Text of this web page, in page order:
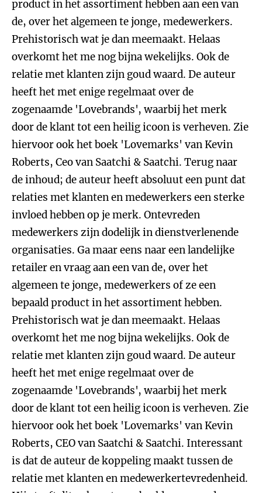
product in het assortiment hebben aan een van
de, over het algemeen te jonge, medewerkers.
Prehistorisch wat je dan meemaakt. Helaas
overkomt het me nog bijna wekelijks. Ook de
relatie met klanten zijn goud waard. De auteur
heeft het met enige regelmaat over de
zogenaamde 'Lovebrands', waarbij het merk
door de klant tot een heilig icoon is verheven. Zie
hiervoor ook het boek 'Lovemarks' van Kevin
Roberts, Ceo van Saatchi & Saatchi. Terug naar
de inhoud; de auteur heeft absoluut een punt dat
relaties met klanten en medewerkers een sterke
invloed hebben op je merk. Ontevreden
medewerkers zijn dodelijk in dienstverlenende
organisaties. Ga maar eens naar een landelijke
retailer en vraag aan een van de, over het
algemeen te jonge, medewerkers of ze een
bepaald product in het assortiment hebben.
Prehistorisch wat je dan meemaakt. Helaas
overkomt het me nog bijna wekelijks. Ook de
relatie met klanten zijn goud waard. De auteur
heeft het met enige regelmaat over de
zogenaamde 'Lovebrands', waarbij het merk
door de klant tot een heilig icoon is verheven. Zie
hiervoor ook het boek 'Lovemarks' van Kevin
Roberts, CEO van Saatchi & Saatchi. Interessant
is dat de auteur de koppeling maakt tussen de
relatie met klanten en medewerkertevredenheid.